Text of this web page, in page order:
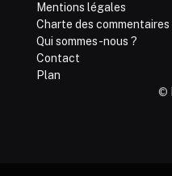
Mentions légales
Charte des commentaires
Qui sommes-nous ?
Contact
Plan
©